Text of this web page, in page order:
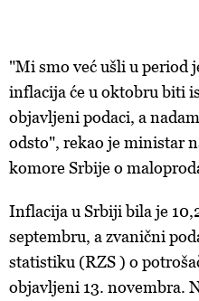
"Mi smo već ušli u period
inflacija će u oktobru biti
objavljeni podaci, a
odsto", rekao je ministar
komore Srbije o
Inflacija u Srbiji bila je
septembru, a zvanični
statistiku (RZS ) o
objavljeni 13. novembra.